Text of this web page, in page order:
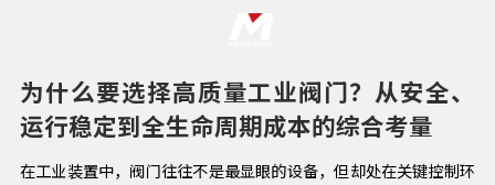
为什么要选择高质量工业阀门？从安全、
运行稳定到全生命周期成本的综合考量
在工业装置中，阀门往往不是最显眼的设备，但却处在关键控制环